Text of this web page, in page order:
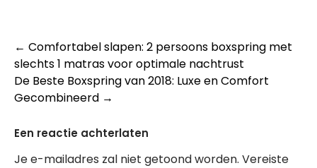
Berichtnavigatie
← Comfortabel slapen: 2 persoons boxspring met
slechts 1 matras voor optimale nachtrust
De Beste Boxspring van 2018: Luxe en Comfort
Gecombineerd →
Een reactie achterlaten
Je e-mailadres zal niet getoond worden. Vereiste